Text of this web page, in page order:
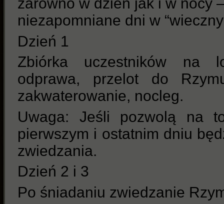
niezapomniane dni w
Dzień 1
Zbiórka uczestników na
odprawa, przelot do
zakwaterowanie, nocleg.
Uwaga: Jeśli pozwolą na
pierwszym i ostatnim dniu
zwiedzania.
Dzień 2 i 3
Po śniadaniu zwiedzanie